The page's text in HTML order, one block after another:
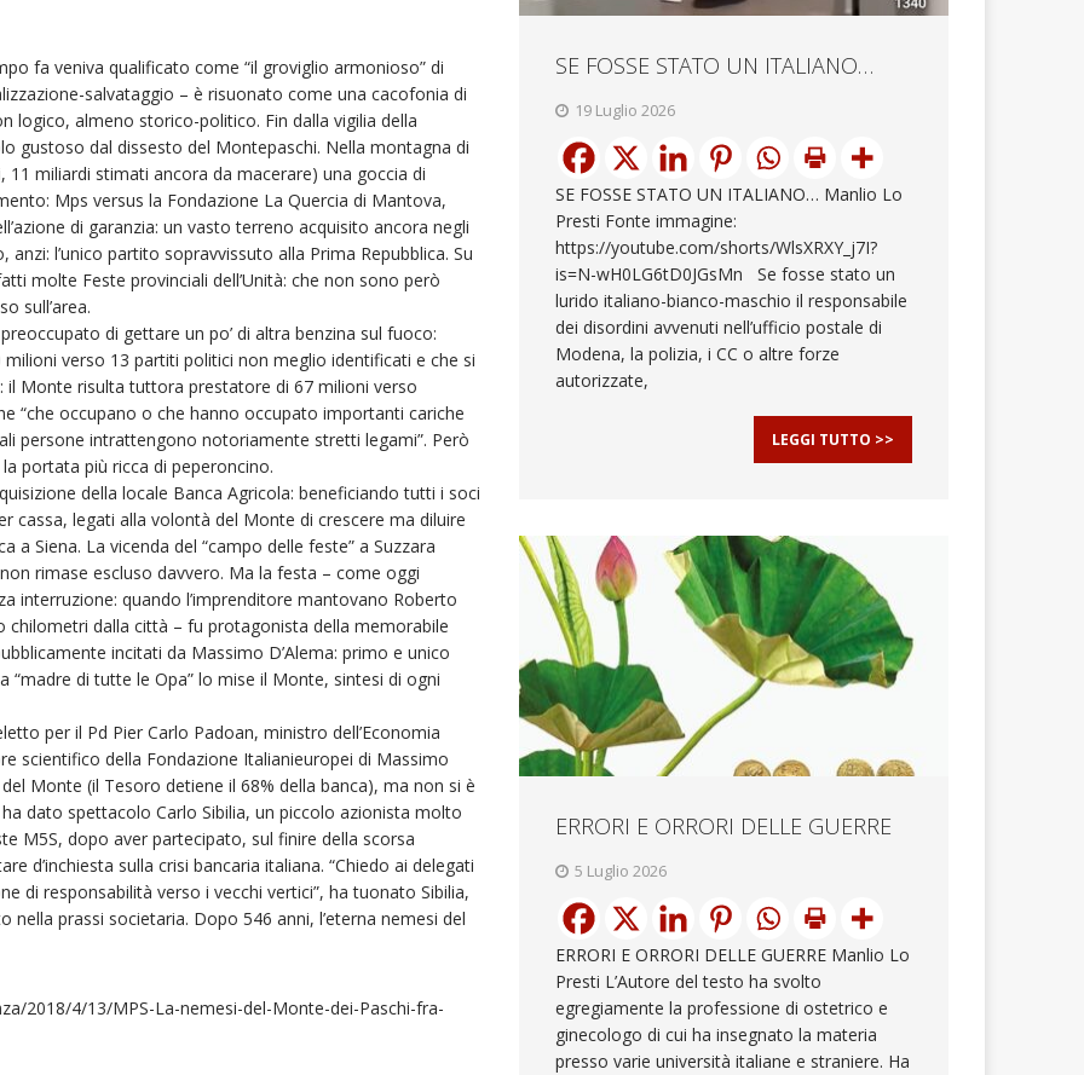
fa veniva qualificato come “il groviglio armonioso” di
salvataggio – è risuonato come una cacofonia di
logico, almeno storico-politico. Fin dalla vigilia della
gustoso dal dissesto del Montepaschi. Nella montagna di
11 miliardi stimati ancora da macerare) una goccia di
Mps versus la Fondazione La Quercia di Mantova,
di garanzia: un vasto terreno acquisito ancora negli
anzi: l’unico partito sopravvissuto alla Prima Repubblica. Su
molte Feste provinciali dell’Unità: che non sono però
sull’area.
di gettare un po’ di altra benzina sul fuoco:
verso 13 partiti politici non meglio identificati e che si
Monte risulta tuttora prestatore di 67 milioni verso
“che occupano o che hanno occupato importanti cariche
persone intrattengono notoriamente stretti legami”. Però
portata più ricca di peperoncino.
della locale Banca Agricola: beneficiando tutti i soci
cassa, legati alla volontà del Monte di crescere ma diluire
a Siena. La vicenda del “campo delle feste” a Suzzara
rimase escluso davvero. Ma la festa – come oggi
interruzione: quando l’imprenditore mantovano Roberto
chilometri dalla città – fu protagonista della memorabile
incitati da Massimo D’Alema: primo e unico
“madre di tutte le Opa” lo mise il Monte, sintesi di ogni
per il Pd Pier Carlo Padoan, ministro dell’Economia
scientifico della Fondazione Italianieuropei di Massimo
Monte (il Tesoro detiene il 68% della banca), ma non si è
dato spettacolo Carlo Sibilia, un piccolo azionista molto
M5S, dopo aver partecipato, sul finire della scorsa
d’inchiesta sulla crisi bancaria italiana. “Chiedo ai delegati
di responsabilità verso i vecchi vertici”, ha tuonato Sibilia,
prassi societaria. Dopo 546 anni, l’eterna nemesi del
2018/4/13/MPS-La-nemesi-del-Monte-dei-Paschi-fra-
SE FOSSE STATO UN ITALIANO…
19 Luglio 2026
SE FOSSE STATO UN ITALIANO… Manlio Lo
Presti Fonte immagine:
https://youtube.com/shorts/WlsXRXY_j7I?
is=N-wH0LG6tD0JGsMn Se fosse stato un
lurido italiano-bianco-maschio il responsabile
dei disordini avvenuti nell’ufficio postale di
Modena, la polizia, i CC o altre forze
autorizzate,
LEGGI TUTTO >>
ERRORI E ORRORI DELLE GUERRE
5 Luglio 2026
ERRORI E ORRORI DELLE GUERRE Manlio Lo
Presti L’Autore del testo ha svolto
egregiamente la professione di ostetrico e
ginecologo di cui ha insegnato la materia
presso varie università italiane e straniere. Ha